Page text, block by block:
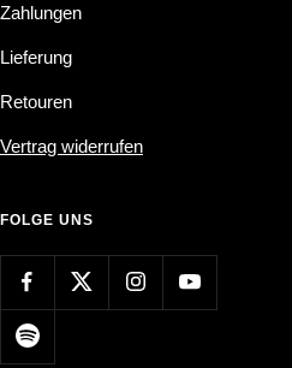
Zahlungen
Lieferung
Retouren
Vertrag widerrufen
FOLGE UNS